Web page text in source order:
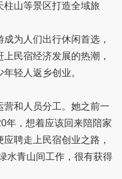
柱山等景区打造全域旅
为人们出行休闲首选，
民宿经济发展的热潮，
轻人返乡创业。
和人员分工。她之前一
年，想着应该回来陪陪家
聘走上民宿创业之路，
水青山间工作，很有获得